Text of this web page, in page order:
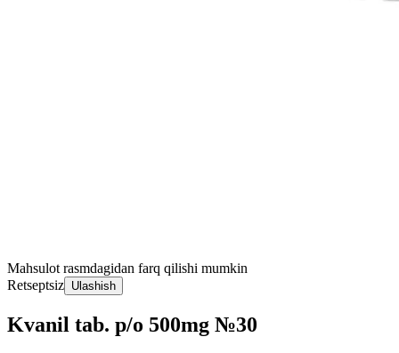
Mahsulot rasmdagidan farq qilishi mumkin
Retseptsiz Ulashish
Kvanil tab. p/o 500mg №30